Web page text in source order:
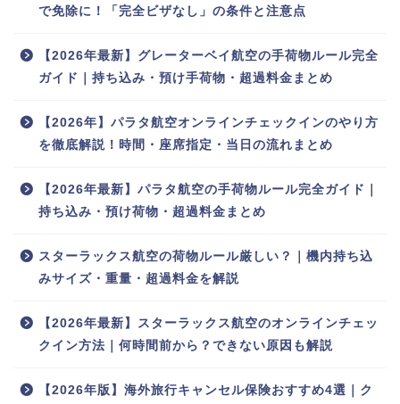
で免除に！「完全ビザなし」の条件と注意点
【2026年最新】グレーターベイ航空の手荷物ルール完全
ガイド｜持ち込み・預け手荷物・超過料金まとめ
【2026年】パラタ航空オンラインチェックインのやり方
を徹底解説！時間・座席指定・当日の流れまとめ
【2026年最新】パラタ航空の手荷物ルール完全ガイド｜
持ち込み・預け荷物・超過料金まとめ
スターラックス航空の荷物ルール厳しい？｜機内持ち込
みサイズ・重量・超過料金を解説
【2026年最新】スターラックス航空のオンラインチェッ
クイン方法｜何時間前から？できない原因も解説
【2026年版】海外旅行キャンセル保険おすすめ4選｜ク